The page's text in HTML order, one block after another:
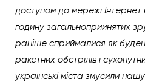
доступом до мережі Інтернет
годину загальноприйнятих
раніше сприймалися як
ракетних обстрілів і
українські міста змусили